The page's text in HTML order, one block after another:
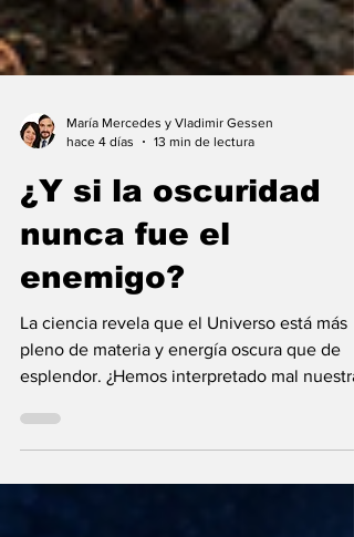
hace 4 días
13 min de lectura
¿Y si la oscuridad
nunca fue el
enemigo?
La ciencia revela que el Universo está más
pleno de materia y energía oscura que de
esplendor. ¿Hemos interpretado mal